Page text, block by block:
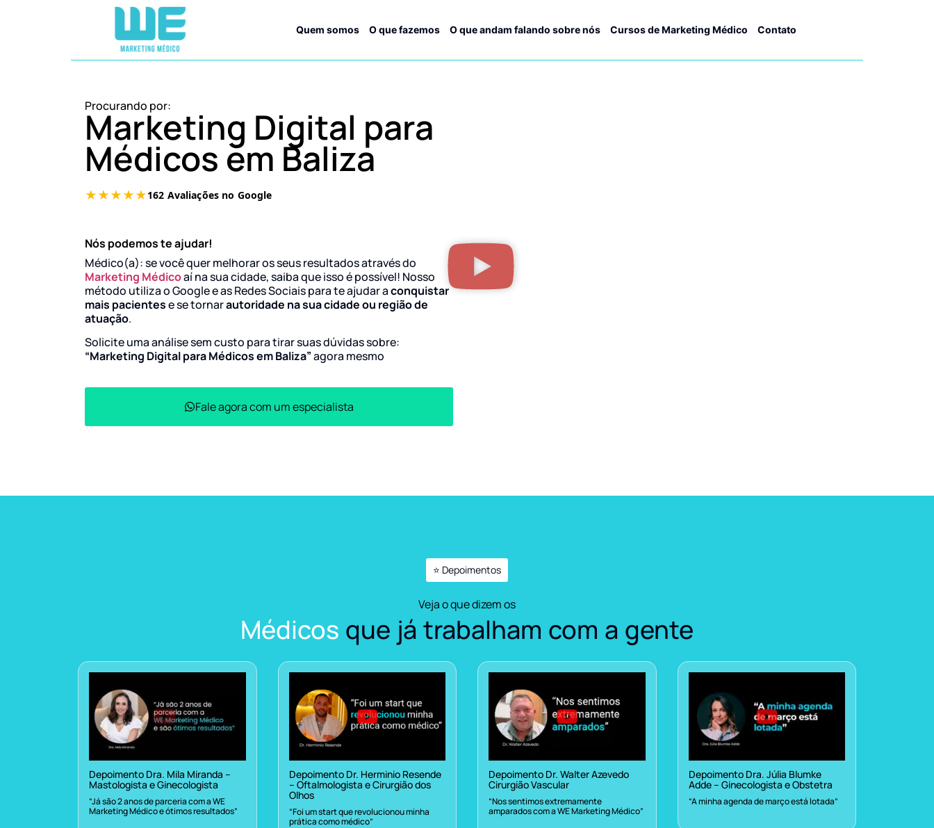
Quem somos O que fazemos O que andam falando sobre nós Cursos de Marketing Médico Contato
Procurando por:
Marketing Digital para
Médicos em Baliza
Nós podemos te ajudar!
Médico(a): se você quer melhorar os seus resultados através do
Marketing Médicoaí na sua cidade, saiba que isso é possível! Nosso
método utiliza o Google e as Redes Sociais para te ajudar aconquistar
mais pacientese se tornarautoridade na sua cidade ou região de
atuação.
Solicite uma análise sem custo para tirar suas dúvidas sobre:
“Marketing Digital para Médicos em Baliza”agora mesmo
Fale agora com um especialista
⭐ Depoimentos
Veja o que dizem os
Médicos que já trabalham com a gente
Depoimento Dra. Mila Miranda –
Mastologista e Ginecologista
“Já são 2 anos de parceria com a WE
Marketing Médico e ótimos resultados”
Depoimento Dr. Herminio Resende
– Oftalmologista e Cirurgião dos
Olhos
“Foi um start que revolucionou minha
prática como médico”
Depoimento Dr. Walter Azevedo
Cirurgião Vascular
“Nos sentimos extremamente
amparados com a WE Marketing Médico”
Depoimento Dra. Júlia Blumke
Adde – Ginecologista e Obstetra
“A minha agenda de março está lotada”